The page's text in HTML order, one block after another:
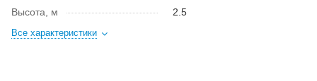
Высота, м
2.5
Все характеристики